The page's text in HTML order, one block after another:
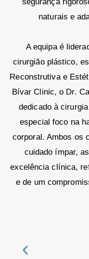
naturais e
A equipa é
cirurgião plástico,
Reconstrutiva e
Bívar Clinic, o Dr.
dedicado à
especial foco na
corporal. Ambos os
cuidado ímpar,
excelência clínica,
e de um